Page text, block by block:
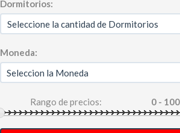
Dormitorios:
Moneda:
Rango de precios: